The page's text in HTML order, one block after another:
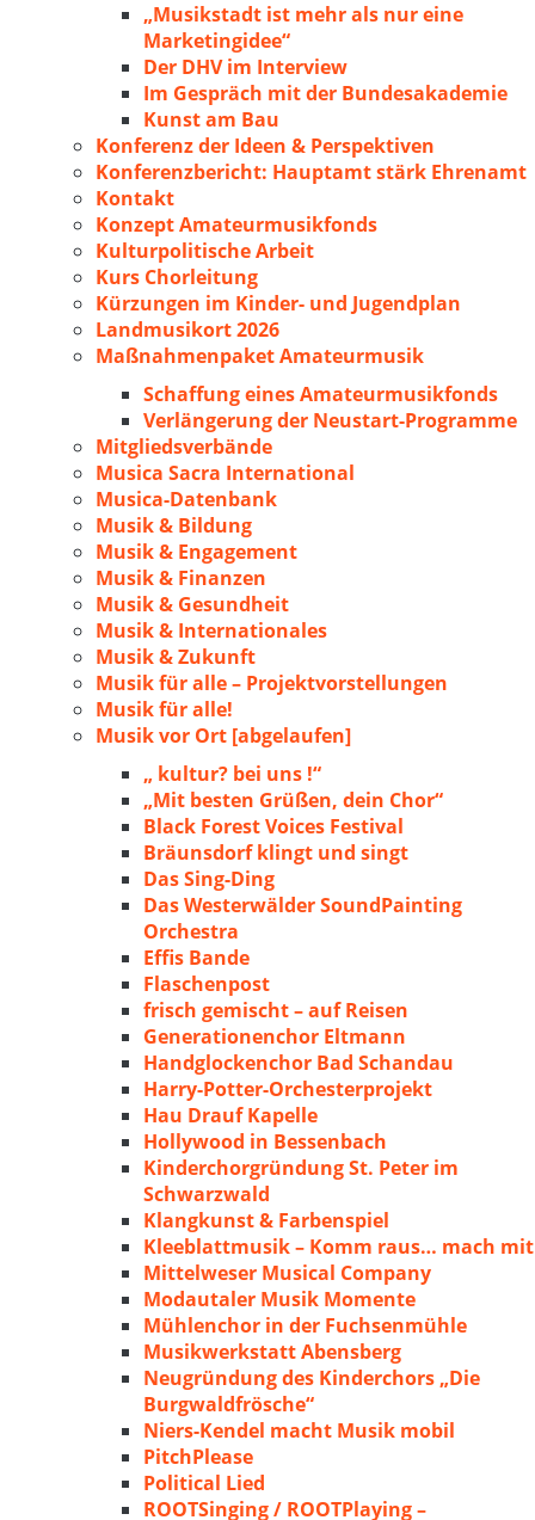
„Musikstadt ist mehr als nur eine
Marketingidee“
Der DHV im Interview
Im Gespräch mit der Bundesakademie
Kunst am Bau
Konferenz der Ideen & Perspektiven
Konferenzbericht: Hauptamt stärk Ehrenamt
Kontakt
Konzept Amateurmusikfonds
Kulturpolitische Arbeit
Kurs Chorleitung
Kürzungen im Kinder- und Jugendplan
Landmusikort 2026
Maßnahmenpaket Amateurmusik
Schaffung eines Amateurmusikfonds
Verlängerung der Neustart-Programme
Mitgliedsverbände
Musica Sacra International
Musica-Datenbank
Musik & Bildung
Musik & Engagement
Musik & Finanzen
Musik & Gesundheit
Musik & Internationales
Musik & Zukunft
Musik für alle – Projektvorstellungen
Musik für alle!
Musik vor Ort [abgelaufen]
„ kultur? bei uns !“
„Mit besten Grüßen, dein Chor“
Black Forest Voices Festival
Bräunsdorf klingt und singt
Das Sing-Ding
Das Westerwälder SoundPainting
Orchestra
Effis Bande
Flaschenpost
frisch gemischt – auf Reisen
Generationenchor Eltmann
Handglockenchor Bad Schandau
Harry-Potter-Orchesterprojekt
Hau Drauf Kapelle
Hollywood in Bessenbach
Kinderchorgründung St. Peter im
Schwarzwald
Klangkunst & Farbenspiel
Kleeblattmusik – Komm raus… mach mit
Mittelweser Musical Company
Modautaler Musik Momente
Mühlenchor in der Fuchsenmühle
Musikwerkstatt Abensberg
Neugründung des Kinderchors „Die
Burgwaldfrösche“
Niers-Kendel macht Musik mobil
PitchPlease
Political Lied
ROOTSinging / ROOTPlaying –